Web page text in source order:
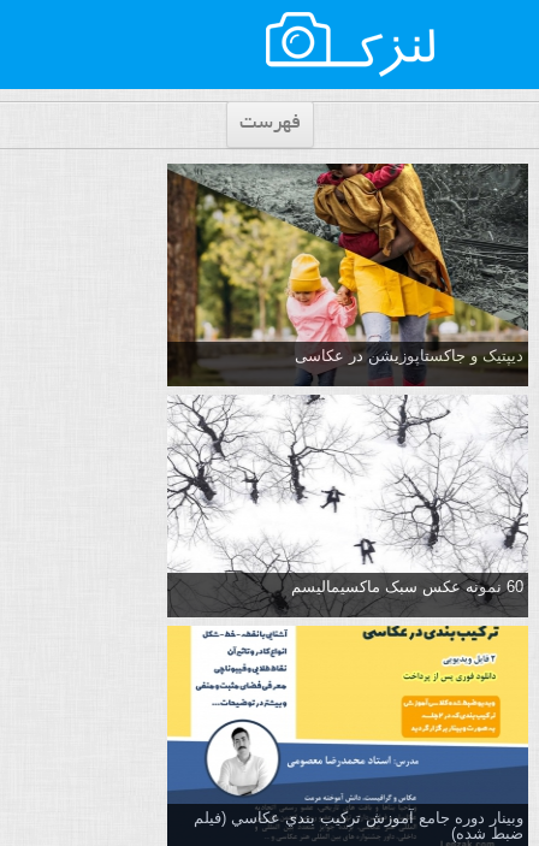
فهرست
دیپتیک و جاکستا‌پوزیشن در عکاسی
60 نمونه عکس سبک ماکسیمالیسم
وبینار دوره جامع آموزش تركيب بندي عكاسي (فیلم
ضبط شده)